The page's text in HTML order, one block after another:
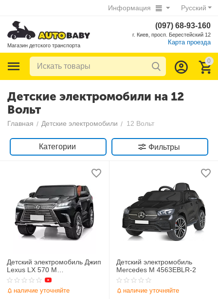
Русский
Информация
Магазин детского транспорта
(097) 68-93-160
г. Киев, просп. Берестейский 12
Карта проезда
0
Детские электромобили на 12
Вольт
Главная / Детские электромобили / 12 Вольт
Категории Фильтры
Детский электромобиль Джип
Lexus LX 570 M
3906(MP4)EBLR-2
наличие уточняйте
Детский электромобиль
Mercedes M 4563EBLR-2
наличие уточняйте